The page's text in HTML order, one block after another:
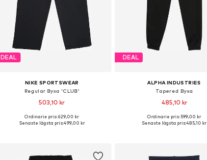
DEAL
NIKE SPORTSWEAR
Regular Byxa 'CLUB'
503,10 kr
Tillgänglig i många storlekar
Ordinarie pris: 629,00 kr
Senaste lägsta pris:499,00 kr
DEAL
ALPHA INDUSTRIES
Tapered Byxa
485,10 kr
Ordinarie pris: 599,00 kr
Senaste lägsta pris:485,10 kr